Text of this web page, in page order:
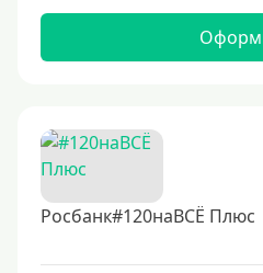
Росбанк#120наВСЁ Плюс